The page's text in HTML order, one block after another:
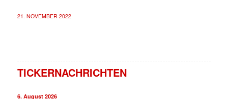
21. NOVEMBER 2022
TICKERNACHRICHTEN
6. August 2026